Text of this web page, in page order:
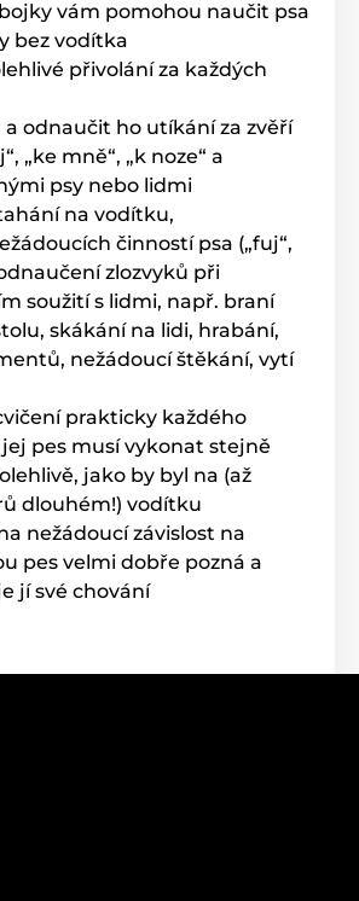
vám pomohou naučit psa
bez vodítka
přivolání za každých
a odnaučit ho utíkání za zvěří
„ke mně“, „k noze“ a
psy nebo lidmi
na vodítku,
činností psa („fuj“,
zlozvyků při
soužití s lidmi, např. braní
skákání na lidi, hrabání,
nežádoucí štěkání, vytí
prakticky každého
pes musí vykonat stejně
jako by byl na (až
dlouhém!) vodítku
nežádoucí závislost na
pes velmi dobře pozná a
jí své chování